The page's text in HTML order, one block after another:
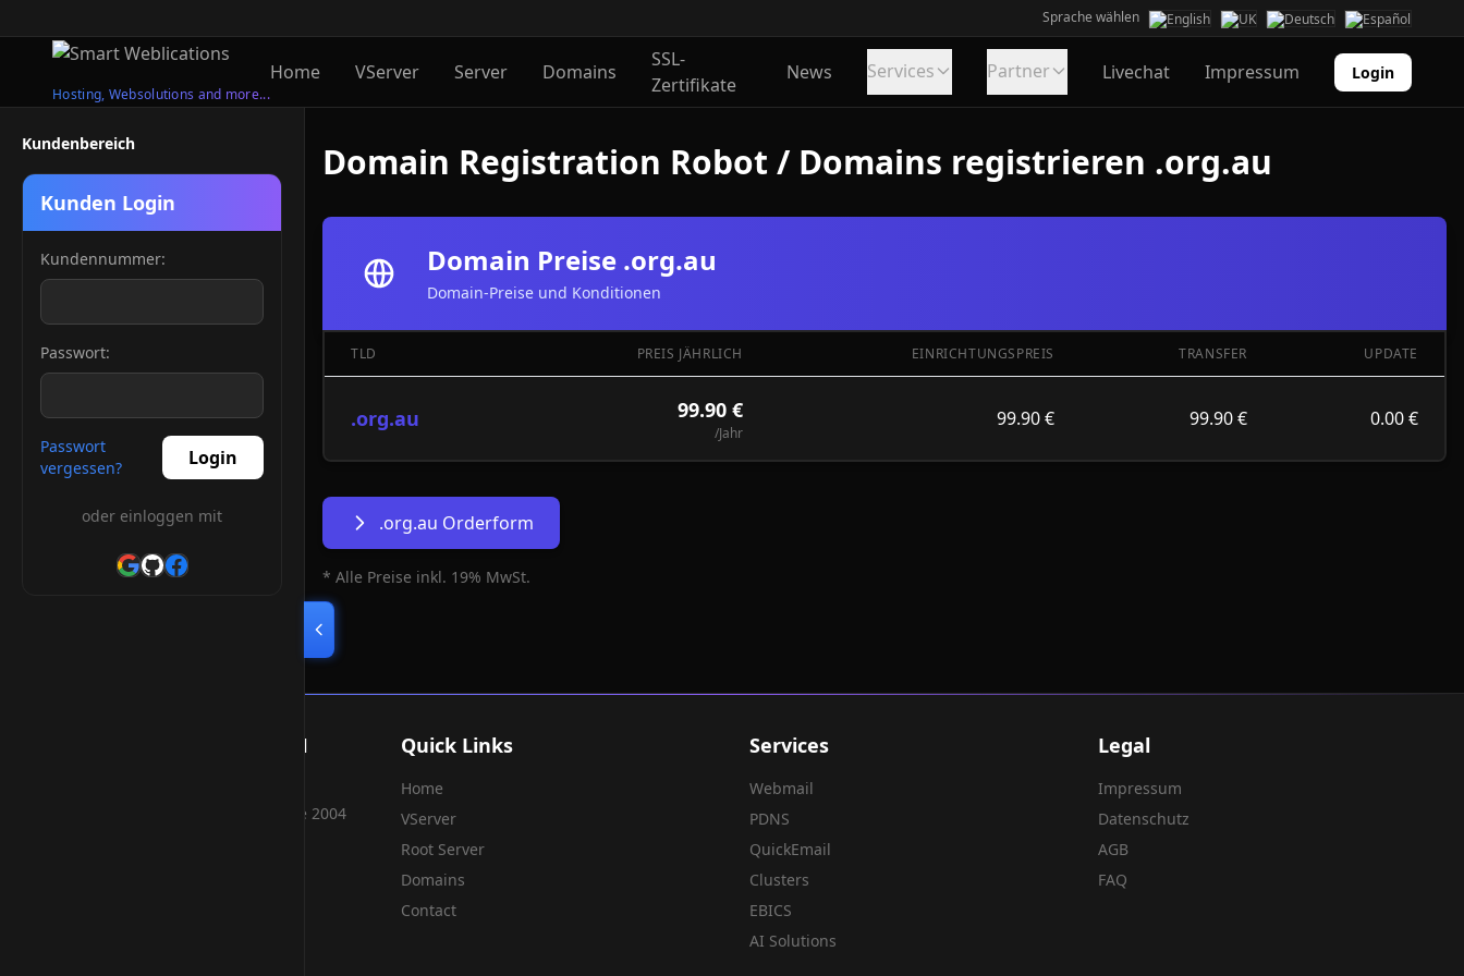
Sprache wählen
Hosting, Websolutions and more...
Home VServer Server Domains
SSL-
Zertifikate
News Services Partner Livechat Impressum Login
Kundenbereich
Kunden Login
Kundennummer:
Passwort:
Passwort
vergessen?
Login
oder einloggen mit
Domain Registration Robot / Domains registrieren .org.au
Domain Preise .org.au
Domain-Preise und Konditionen
TLD PREIS JÄHRLICH EINRICHTUNGSPREIS TRANSFER UPDATE
.org.au 99.90 €
/Jahr
99.90 € 99.90 € 0.00 €
.org.au Orderform
* Alle Preise inkl. 19% MwSt.
Smart Weblications GmbH
Professional hosting services since 2004
Quick Links
Home
VServer
Root Server
Domains
Contact
Services
Webmail
PDNS
QuickEmail
Clusters
EBICS
AI Solutions
Legal
Impressum
Datenschutz
AGB
FAQ